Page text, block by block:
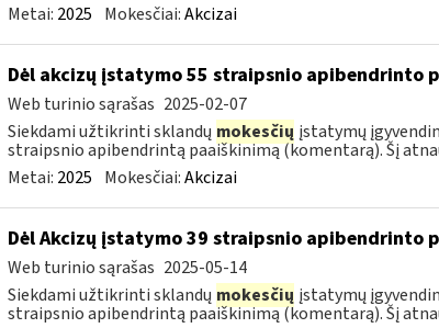
Metai: 2025 Mokesčiai:Akcizai
Dėl akcizų įstatymo 55 straipsnio apibendrinto
Web turinio sąrašas 2025-02-07
Siekdami užtikrinti sklandų mokesčių įstatymų
straipsnio apibendrintą paaiškinimą (komentarą). Šį
Metai: 2025 Mokesčiai:Akcizai
Dėl Akcizų įstatymo 39 straipsnio apibendrinto
Web turinio sąrašas 2025-05-14
Siekdami užtikrinti sklandų mokesčių įstatymų
straipsnio apibendrintą paaiškinimą (komentarą). Šį